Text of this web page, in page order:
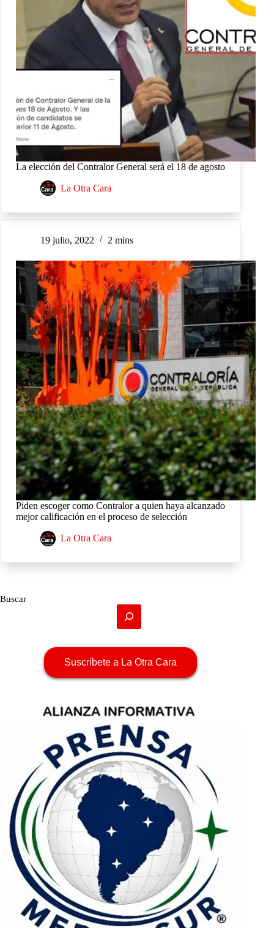
La elección del Contralor General será el 18 de agosto
La Otra Cara
19 julio, 2022 2 mins
Piden escoger como Contralor a quien haya alcanzado
mejor calificación en el proceso de selección
La Otra Cara
Buscar
Suscríbete a La Otra Cara